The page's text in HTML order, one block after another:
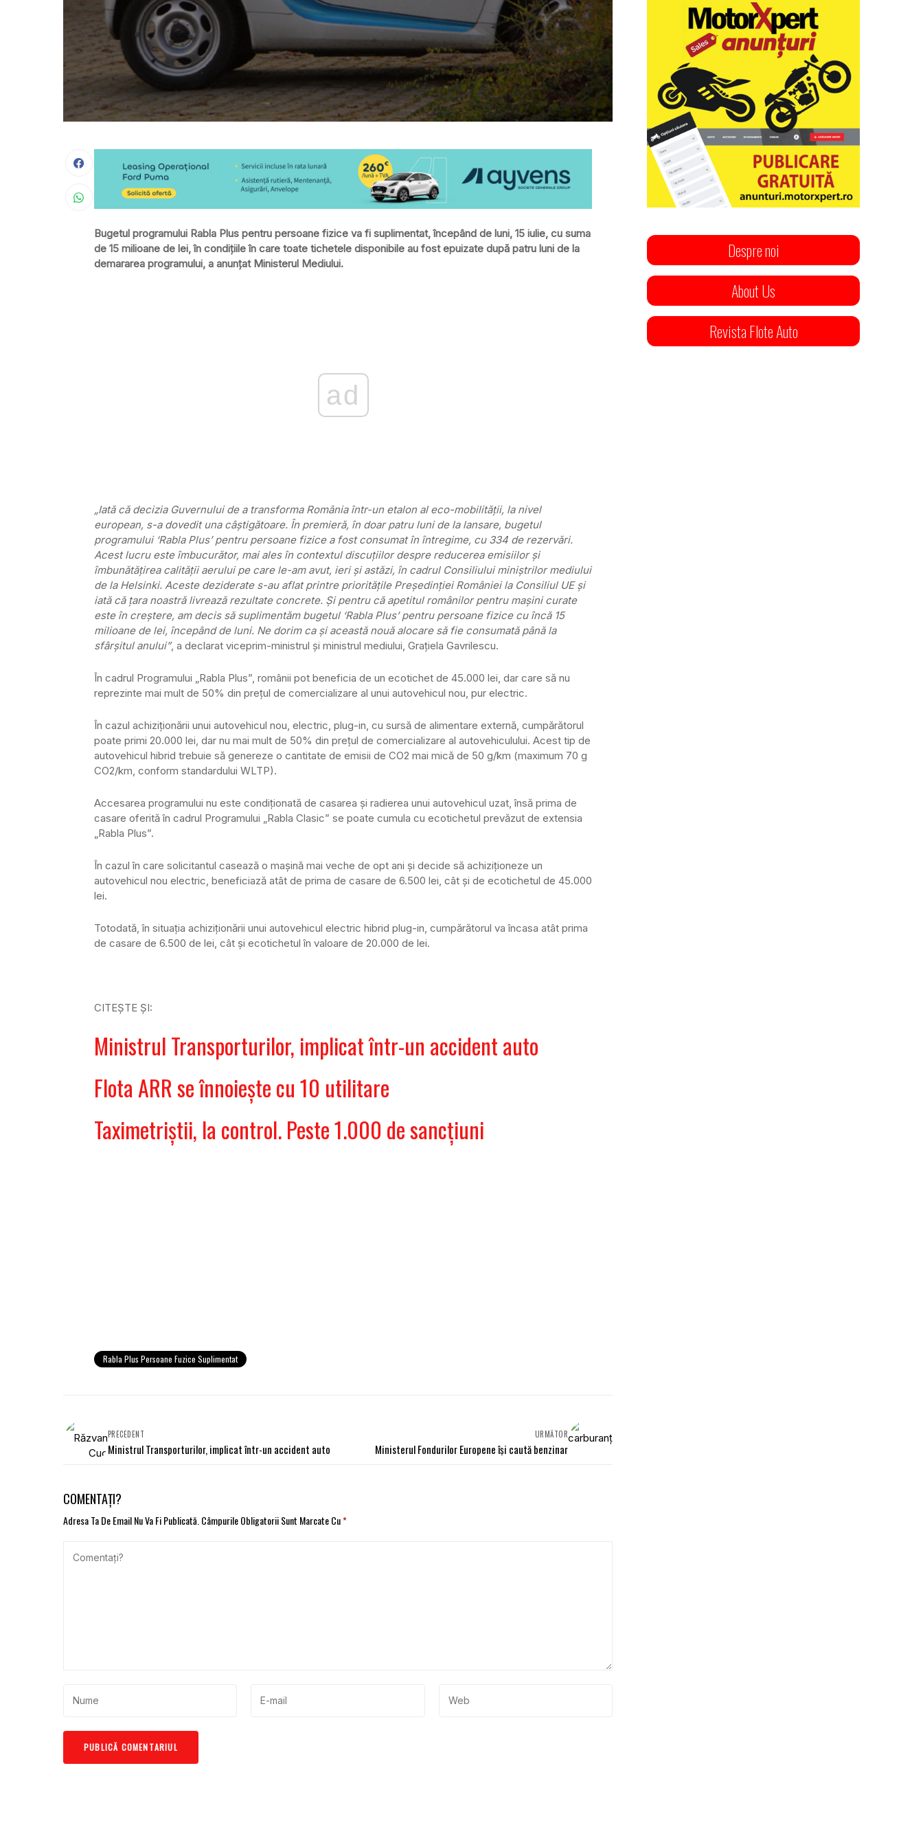
Bugetul programului Rabla Plus pentru persoane fizice va fi suplimentat, începând de luni, 15 iulie, cu suma
de 15 milioane de lei, în condiţiile în care toate tichetele disponibile au fost epuizate după patru luni de la
demararea programului, a anunţat Ministerul Mediului.
ad
„Iată că decizia Guvernului de a transforma România într-un etalon al eco-mobilităţii, la nivel
european, s-a dovedit una câştigătoare. În premieră, în doar patru luni de la lansare, bugetul
programului ‘Rabla Plus’ pentru persoane fizice a fost consumat în întregime, cu 334 de rezervări.
Acest lucru este îmbucurător, mai ales în contextul discuţiilor despre reducerea emisiilor şi
îmbunătăţirea calităţii aerului pe care le-am avut, ieri şi astăzi, în cadrul Consiliului miniştrilor mediului
de la Helsinki. Aceste deziderate s-au aflat printre priorităţile Preşedinţiei României la Consiliul UE şi
iată că ţara noastră livrează rezultate concrete. Şi pentru că apetitul românilor pentru maşini curate
este în creştere, am decis să suplimentăm bugetul ‘Rabla Plus’ pentru persoane fizice cu încă 15
milioane de lei, începând de luni. Ne dorim ca şi această nouă alocare să fie consumată până la
sfârşitul anului”, a declarat viceprim-ministrul şi ministrul mediului, Graţiela Gavrilescu.
În cadrul Programului „Rabla Plus”, românii pot beneficia de un ecotichet de 45.000 lei, dar care să nu
reprezinte mai mult de 50% din preţul de comercializare al unui autovehicul nou, pur electric.
În cazul achiziţionării unui autovehicul nou, electric, plug-in, cu sursă de alimentare externă, cumpărătorul
poate primi 20.000 lei, dar nu mai mult de 50% din preţul de comercializare al autovehiculului. Acest tip de
autovehicul hibrid trebuie să genereze o cantitate de emisii de CO2 mai mică de 50 g/km (maximum 70 g
CO2/km, conform standardului WLTP).
Accesarea programului nu este condiţionată de casarea şi radierea unui autovehicul uzat, însă prima de
casare oferită în cadrul Programului „Rabla Clasic” se poate cumula cu ecotichetul prevăzut de extensia
„Rabla Plus”.
În cazul în care solicitantul casează o maşină mai veche de opt ani şi decide să achiziţioneze un
autovehicul nou electric, beneficiază atât de prima de casare de 6.500 lei, cât şi de ecotichetul de 45.000
lei.
Totodată, în situaţia achiziţionării unui autovehicul electric hibrid plug-in, cumpărătorul va încasa atât prima
de casare de 6.500 de lei, cât şi ecotichetul în valoare de 20.000 de lei.
CITEŞTE ŞI:
Ministrul Transporturilor, implicat într-un accident auto
Flota ARR se înnoieşte cu 10 utilitare
Taximetriştii, la control. Peste 1.000 de sancţiuni
Rabla Plus Persoane Fuzice Suplimentat
PRECEDENT
Ministrul Transporturilor, implicat într-un accident auto
URMĂTOR
Ministerul Fondurilor Europene îşi caută benzinar
COMENTAȚI?
Adresa Ta De Email Nu Va Fi Publicată. Câmpurile Obligatorii Sunt Marcate Cu*
Despre noi
About Us
Revista Flote Auto